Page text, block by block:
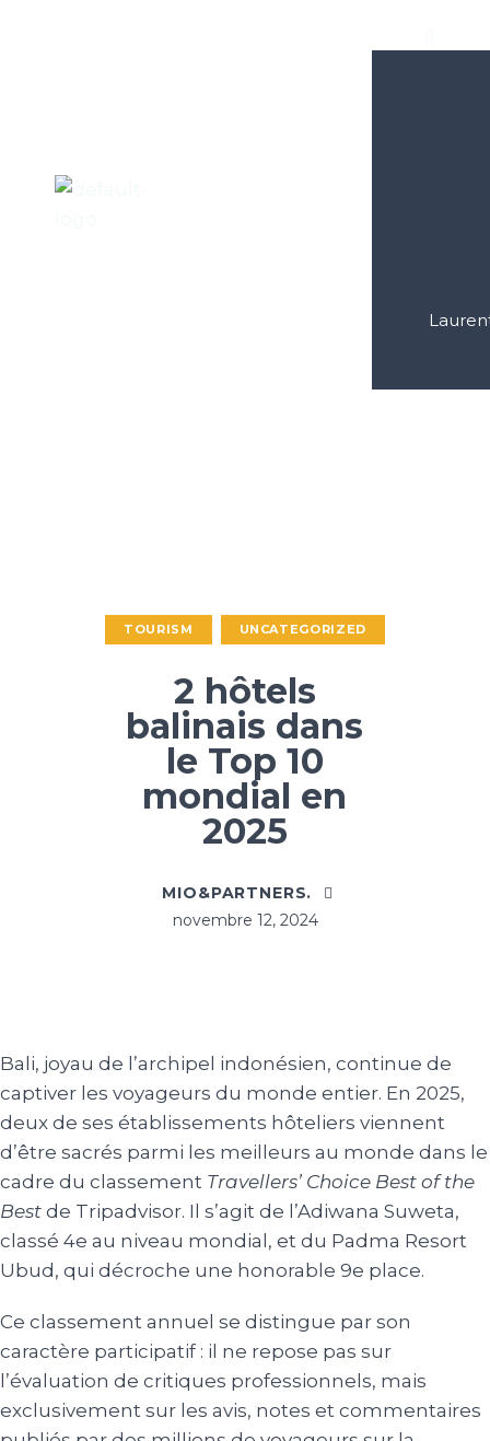
TOURISM UNCATEGORIZED
2 hôtels
balinais dans
le Top 10
mondial en
2025
MIO&PARTNERS.
novembre 12, 2024
Bali, joyau de l’archipel indonésien, continue de
captiver les voyageurs du monde entier. En 2025,
deux de ses établissements hôteliers viennent
d’être sacrés parmi les meilleurs au monde dans le
cadre du classement Travellers’ Choice Best of the
Best de Tripadvisor. Il s’agit de l’Adiwana Suweta,
classé 4e au niveau mondial, et du Padma Resort
Ubud, qui décroche une honorable 9e place.
Ce classement annuel se distingue par son
caractère participatif : il ne repose pas sur
l’évaluation de critiques professionnels, mais
exclusivement sur les avis, notes et commentaires